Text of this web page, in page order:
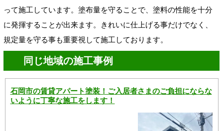
って施工しています。塗布量を守ることで、塗料の性能を十分
に発揮することが出来ます。
きれいに仕上げる事だけでなく、
規定量を守る事も重要視して施工しております。
同じ地域の施工事例
石岡市の賃貸アパート塗装！ご入居者さまのご負担にならな
いように丁寧な施工をします！